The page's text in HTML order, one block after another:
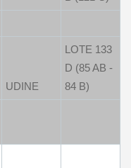
UDINE
LOTE 133
D (85 AB -
84 B)